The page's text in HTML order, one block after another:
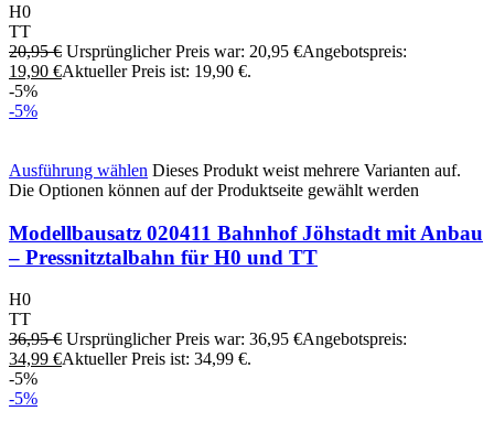
H0
TT
20,95€ Ursprünglicher Preis war: 20,95 €Angebotspreis:
19,90 €Aktueller Preis ist: 19,90 €.
-5%
-5%
Ausführung wählen Dieses Produkt weist mehrere Varianten auf.
Die Optionen können auf der Produktseite gewählt werden
Modellbausatz 020411 Bahnhof Jöhstadt mit Anbau
– Pressnitztalbahn für H0 und TT
H0
TT
36,95€ Ursprünglicher Preis war: 36,95 €Angebotspreis:
34,99 €Aktueller Preis ist: 34,99 €.
-5%
-5%